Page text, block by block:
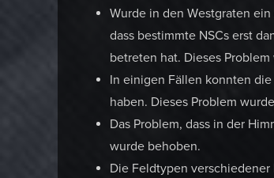
Wurde in den Westgraten
dass bestimmte NSCs erst
betreten hat. Dieses
In einigen Fällen konnten
haben. Dieses Problem
Das Problem, dass in der
wurde behoben.
Die Feldtypen